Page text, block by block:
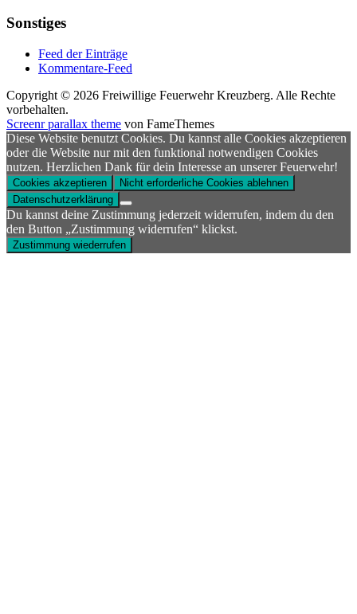
Sonstiges
Feed der Einträge
Kommentare-Feed
Copyright © 2026 Freiwillige Feuerwehr Kreuzberg. Alle Rechte
vorbehalten.
Screenr parallax theme von FameThemes
Diese Website benutzt Cookies. Du kannst alle Cookies akzeptieren
oder die Website nur mit den funktional notwendigen Cookies
nutzen. Herzlichen Dank für dein Interesse an unserer Feuerwehr!
Cookies akzeptieren
Nicht erforderliche Cookies ablehnen
Datenschutzerklärung
Du kannst deine Zustimmung jederzeit widerrufen, indem du den
den Button „Zustimmung widerrufen“ klickst.
Zustimmung wiederrufen